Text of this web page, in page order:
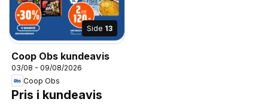
Side 13
Coop Obs kundeavis
03/08 - 09/08/2026
Coop Obs
Pris i kundeavis